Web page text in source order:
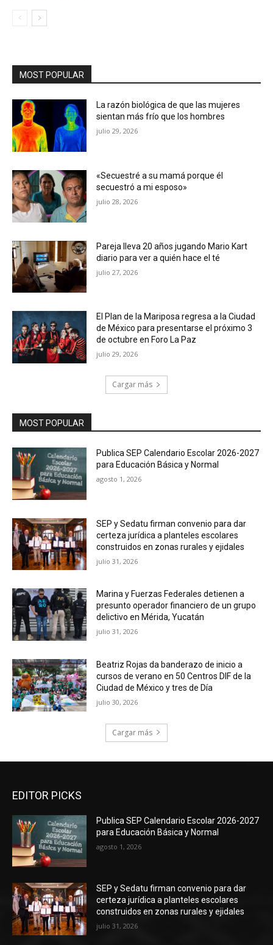
MOST POPULAR
La razón biológica de que las mujeres
sientan más frío que los hombres
julio 29, 2026
«Secuestré a su mamá porque él
secuestró a mi esposo»
julio 28, 2026
Pareja lleva 20 años jugando Mario Kart
diario para ver a quién hace el té
julio 27, 2026
El Plan de la Mariposa regresa a la Ciudad
de México para presentarse el próximo 3
de octubre en Foro La Paz
julio 29, 2026
Cargar más
MOST POPULAR
Publica SEP Calendario Escolar 2026-2027
para Educación Básica y Normal
agosto 1, 2026
SEP y Sedatu firman convenio para dar
certeza jurídica a planteles escolares
construidos en zonas rurales y ejidales
julio 31, 2026
Marina y Fuerzas Federales detienen a
presunto operador financiero de un grupo
delictivo en Mérida, Yucatán
julio 31, 2026
Beatriz Rojas da banderazo de inicio a
cursos de verano en 50 Centros DIF de la
Ciudad de México y tres de Día
julio 30, 2026
Cargar más
EDITOR PICKS
Publica SEP Calendario Escolar 2026-2027
para Educación Básica y Normal
agosto 1, 2026
SEP y Sedatu firman convenio para dar
certeza jurídica a planteles escolares
construidos en zonas rurales y ejidales
julio 31, 2026